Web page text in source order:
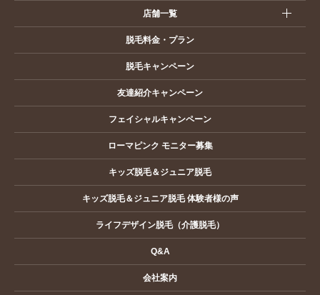
店舗一覧
脱毛料金・プラン
脱毛キャンペーン
友達紹介キャンペーン
フェイシャルキャンペーン
ローマピンク モニター募集
キッズ脱毛＆ジュニア脱毛
キッズ脱毛＆ジュニア脱毛 体験者様の声
ライフデザイン脱毛（介護脱毛）
Q&A
会社案内